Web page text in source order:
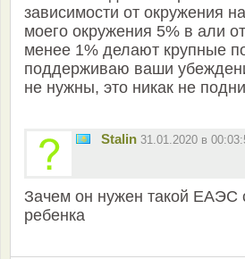
зависимости от окружения
моего окружения 5% в али
менее 1% делают крупные
поддерживаю ваши
не нужны, это никак не
Stalin 31.01.2020 в
Зачем он нужен такой ЕАЭС
ребенка